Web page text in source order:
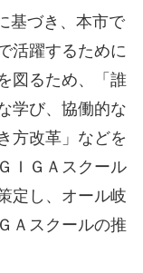
基づき、本市で
活躍するために
図るため、「誰
学び、協働的な
方改革」などを
ＩＧＡスクール
定し、オール岐
Ａスクールの推